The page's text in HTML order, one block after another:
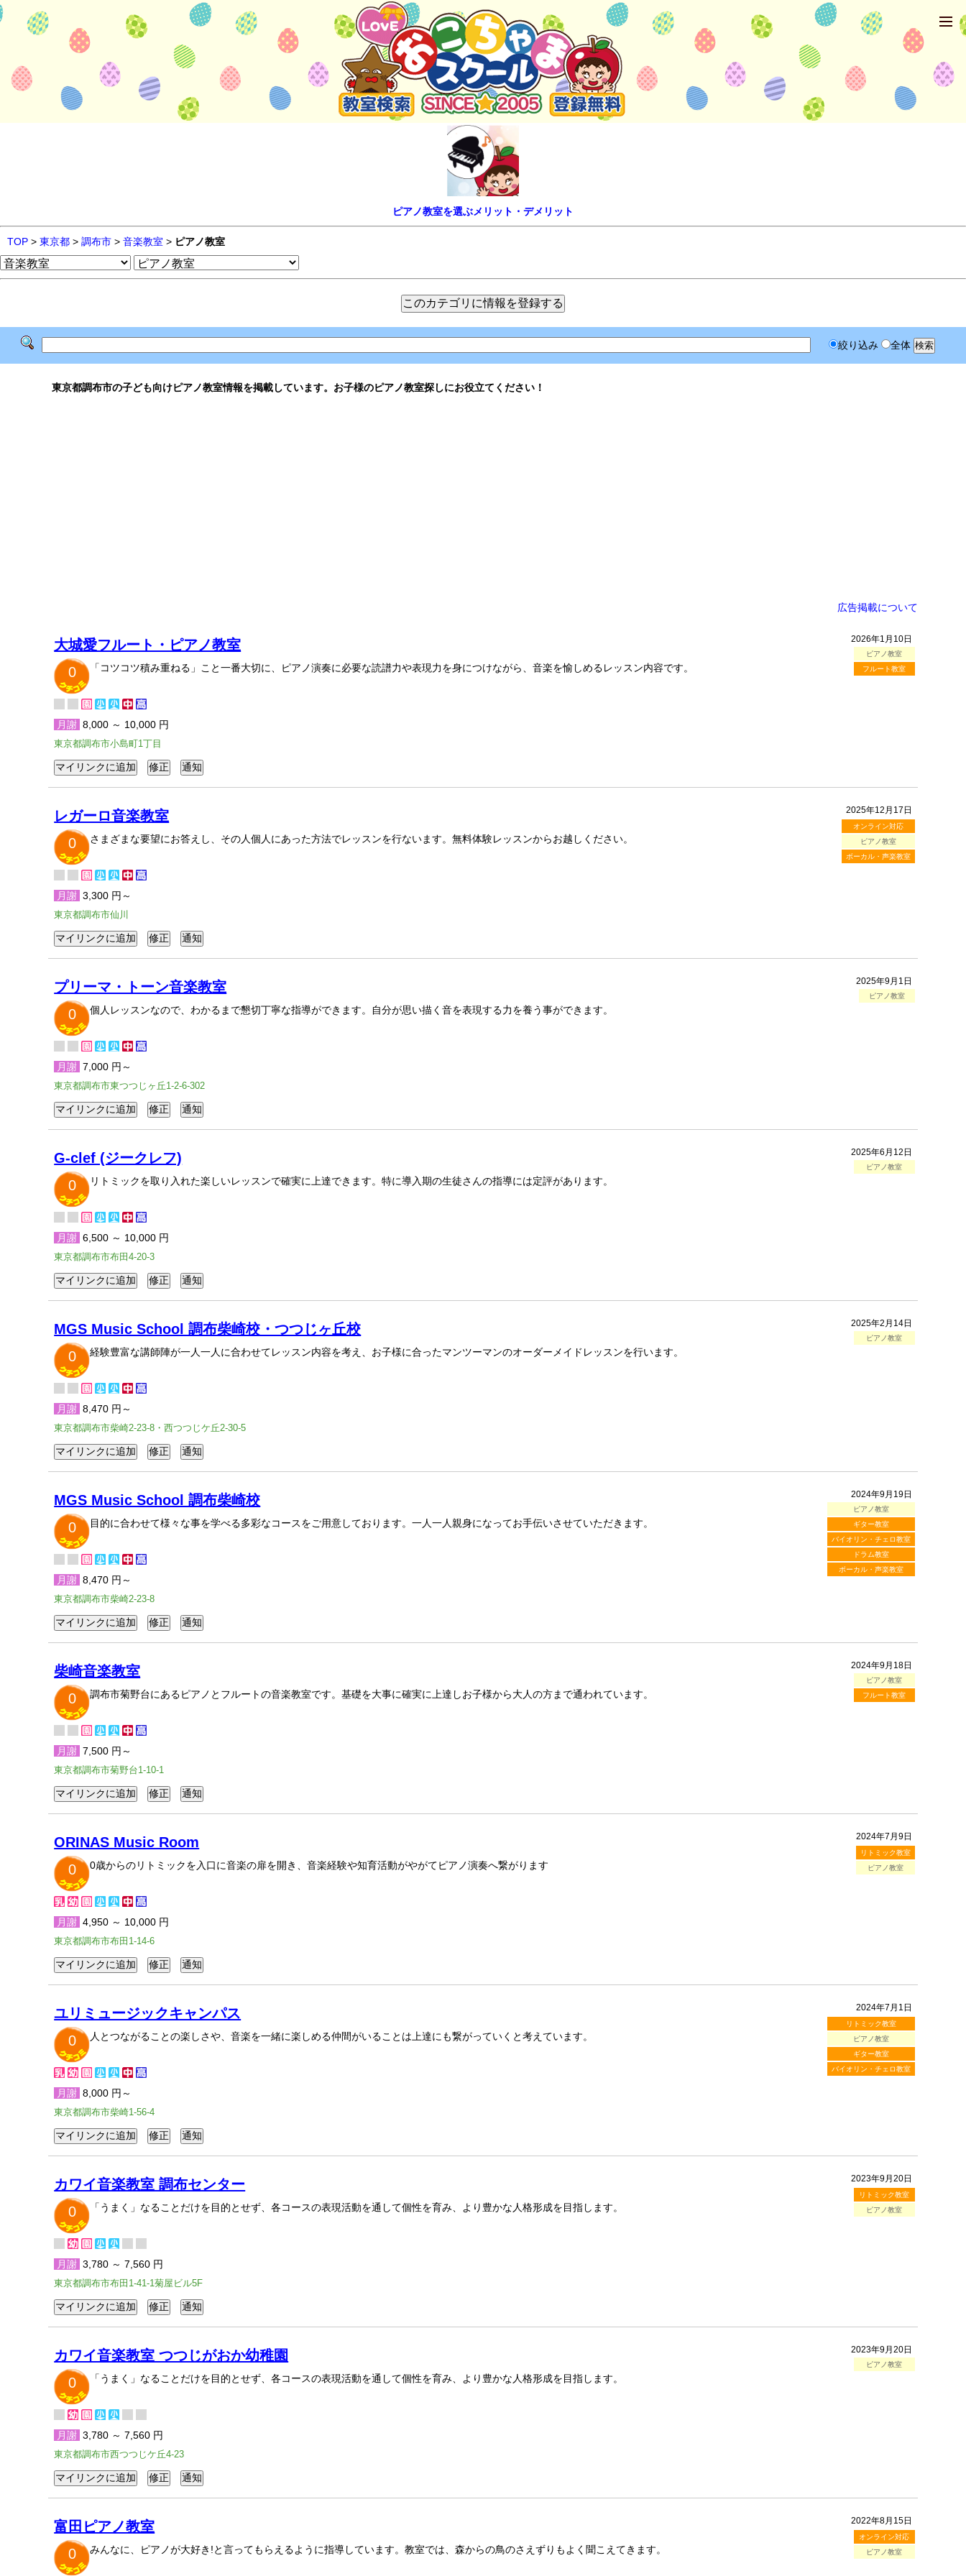
ピアノ教室を選ぶメリット・デメリット
TOP > 東京都 > 調布市 > 音楽教室 > ピアノ教室
絞り込み 全体
東京都調布市の子ども向けピアノ教室情報を掲載しています。お子様のピアノ教室探しにお役立てください！
広告掲載について
2026年1月10日
ピアノ教室
フルート教室
大城愛フルート・ピアノ教室
0
「コツコツ積み重ねる」こと一番大切に、ピアノ演奏に必要な読譜力や表現力を身につけながら、音楽を愉しめるレッスン内容です。
月謝 8,000 ～ 10,000 円
東京都調布市小島町1丁目
2025年12月17日
オンライン対応
ピアノ教室
ボーカル・声楽教室
レガーロ音楽教室
0
さまざまな要望にお答えし、その人個人にあった方法でレッスンを行ないます。無料体験レッスンからお越しください。
月謝 3,300 円～
東京都調布市仙川
2025年9月1日
ピアノ教室
プリーマ・トーン音楽教室
0
個人レッスンなので、わかるまで懇切丁寧な指導ができます。自分が思い描く音を表現する力を養う事ができます。
月謝 7,000 円～
東京都調布市東つつじヶ丘1-2-6-302
2025年6月12日
ピアノ教室
G-clef (ジークレフ)
0
リトミックを取り入れた楽しいレッスンで確実に上達できます。特に導入期の生徒さんの指導には定評があります。
月謝 6,500 ～ 10,000 円
東京都調布市布田4-20-3
2025年2月14日
ピアノ教室
MGS Music School 調布柴崎校・つつじヶ丘校
0
経験豊富な講師陣が一人一人に合わせてレッスン内容を考え、お子様に合ったマンツーマンのオーダーメイドレッスンを行います。
月謝 8,470 円～
東京都調布市柴崎2-23-8・西つつじケ丘2-30-5
2024年9月19日
ピアノ教室
ギター教室
バイオリン・チェロ教室
ドラム教室
ボーカル・声楽教室
MGS Music School 調布柴崎校
0
目的に合わせて様々な事を学べる多彩なコースをご用意しております。一人一人親身になってお手伝いさせていただきます。
月謝 8,470 円～
東京都調布市柴崎2-23-8
2024年9月18日
ピアノ教室
フルート教室
柴崎音楽教室
0
調布市菊野台にあるピアノとフルートの音楽教室です。基礎を大事に確実に上達しお子様から大人の方まで通われています。
月謝 7,500 円～
東京都調布市菊野台1-10-1
2024年7月9日
リトミック教室
ピアノ教室
ORINAS Music Room
0
0歳からのリトミックを入口に音楽の扉を開き、音楽経験や知育活動がやがてピアノ演奏へ繋がります
月謝 4,950 ～ 10,000 円
東京都調布市布田1-14-6
2024年7月1日
リトミック教室
ピアノ教室
ギター教室
バイオリン・チェロ教室
ユリミュージックキャンパス
0
人とつながることの楽しさや、音楽を一緒に楽しめる仲間がいることは上達にも繋がっていくと考えています。
月謝 8,000 円～
東京都調布市柴崎1-56-4
2023年9月20日
リトミック教室
ピアノ教室
カワイ音楽教室 調布センター
0
「うまく」なることだけを目的とせず、各コースの表現活動を通して個性を育み、より豊かな人格形成を目指します。
月謝 3,780 ～ 7,560 円
東京都調布市布田1-41-1菊屋ビル5F
2023年9月20日
ピアノ教室
カワイ音楽教室 つつじがおか幼稚園
0
「うまく」なることだけを目的とせず、各コースの表現活動を通して個性を育み、より豊かな人格形成を目指します。
月謝 3,780 ～ 7,560 円
東京都調布市西つつじケ丘4-23
2022年8月15日
オンライン対応
ピアノ教室
富田ピアノ教室
0
みんなに、ピアノが大好き!と言ってもらえるように指導しています。教室では、森からの鳥のさえずりもよく聞こえてきます。